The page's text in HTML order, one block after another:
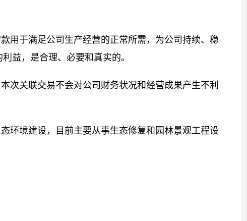
用于满足公司生产经营的正常所需，为公司持续、稳
益，是合理、必要和真实的。
次关联交易不会对公司财务状况和经营成果产生不利
环境建设，目前主要从事生态修复和园林景观工程设